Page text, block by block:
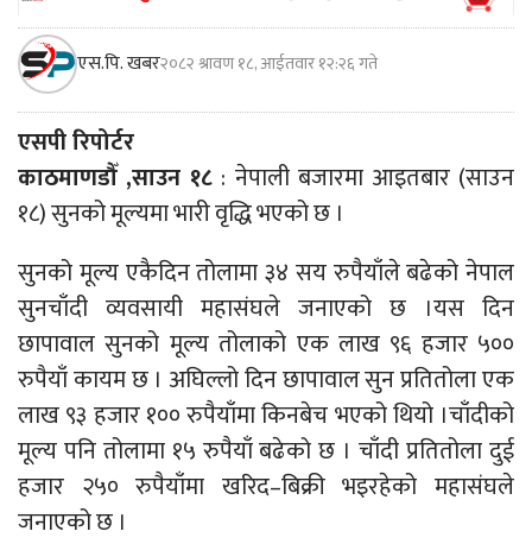
एस.पि. खबर२०८२ श्रावण १८, आईतवार १२:२६ गते
एसपी रिपोर्टर
काठमाणडौँ ,साउन १८ : नेपाली बजारमा आइतबार (साउन
१८) सुनको मूल्यमा भारी वृद्धि भएको छ ।
सुनको मूल्य एकैदिन तोलामा ३४ सय रुपैयाँले बढेको नेपाल
सुनचाँदी व्यवसायी महासंघले जनाएको छ ।यस दिन
छापावाल सुनको मूल्य तोलाको एक लाख ९६ हजार ५००
रुपैयाँ कायम छ । अघिल्लो दिन छापावाल सुन प्रतितोला एक
लाख ९३ हजार १०० रुपैयाँमा किनबेच भएको थियो ।चाँदीको
मूल्य पनि तोलामा १५ रुपैयाँ बढेको छ । चाँदी प्रतितोला दुई
हजार २५० रुपैयाँमा खरिद–बिक्री भइरहेको महासंघले
जनाएको छ ।